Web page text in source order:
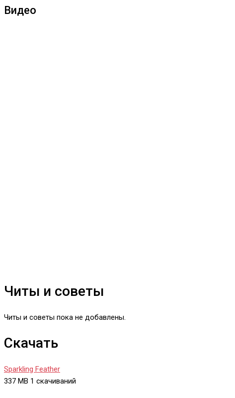
Видео
Читы и советы
Читы и советы пока не добавлены.
Скачать
Sparkling Feather
337 MB 1 скачиваний